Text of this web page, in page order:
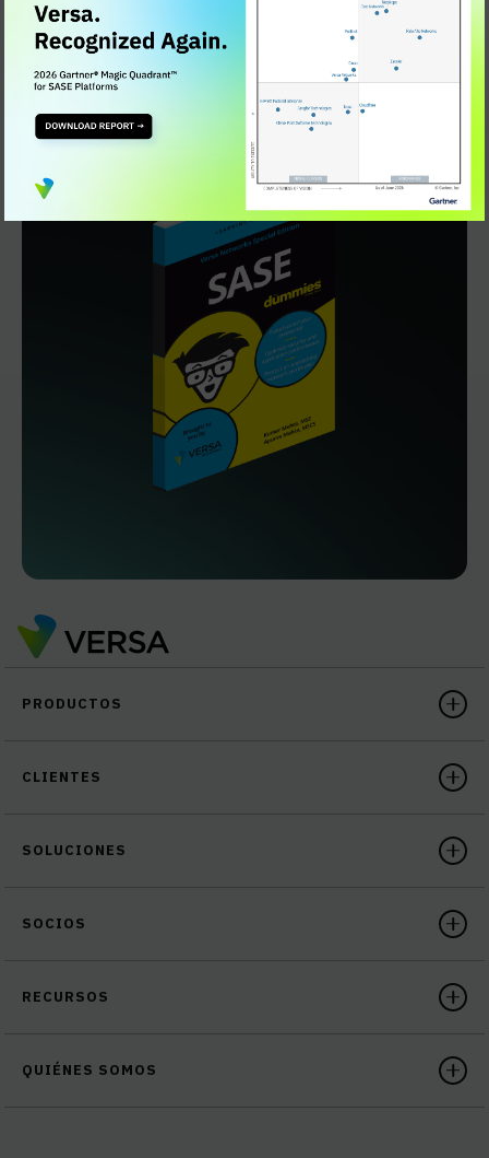
SASE .
Obtener el eBook
PRODUCTOS
CLIENTES
SOLUCIONES
SOCIOS
RECURSOS
QUIÉNES SOMOS